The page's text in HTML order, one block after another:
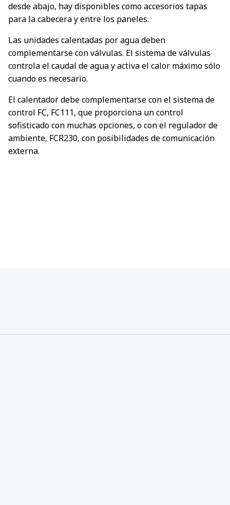
desde abajo, hay disponibles como accesorios tapas
para la cabecera y entre los paneles.
Las unidades calentadas por agua deben
complementarse con válvulas. El sistema de válvulas
controla el caudal de agua y activa el calor máximo sólo
cuando es necesario.
El calentador debe complementarse con el sistema de
control FC, FC111, que proporciona un control
sofisticado con muchas opciones, o con el regulador de
ambiente, FCR230, con posibilidades de comunicación
externa.